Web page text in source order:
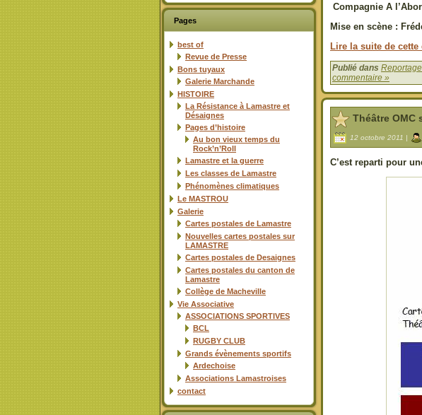
Pages
best of
Revue de Presse
Bons tuyaux
Galerie Marchande
HISTOIRE
La Résistance à Lamastre et
Désaignes
Pages d’histoire
Au bon vieux temps du
Rock’n’Roll
Lamastre et la guerre
Les classes de Lamastre
Phénomènes climatiques
Le MASTROU
Galerie
Cartes postales de Lamastre
Nouvelles cartes postales sur
LAMASTRE
Cartes postales de Desaignes
Cartes postales du canton de
Lamastre
Collège de Macheville
Vie Associative
ASSOCIATIONS SPORTIVES
BCL
RUGBY CLUB
Grands évènements sportifs
Ardechoise
Associations Lamastroises
contact
Compagnie A
Mise en scène :
Lire la suite de cette
Publié dans
commentaire »
Théâtre OMC
12 octobre 2011 |
C’est reparti pour